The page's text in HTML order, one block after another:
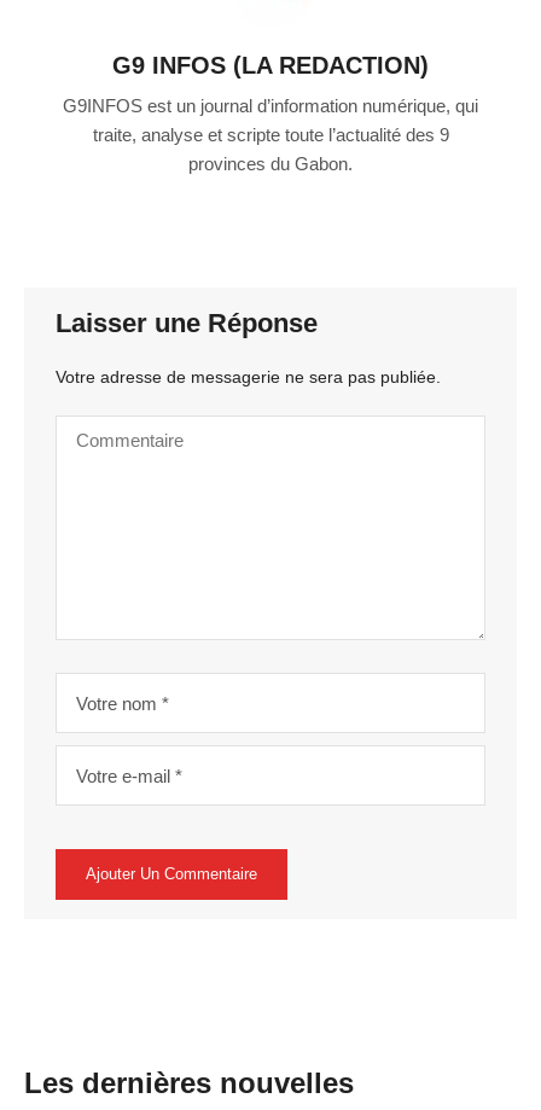
G9 INFOS (LA REDACTION)
G9INFOS est un journal d’information numérique, qui
traite, analyse et scripte toute l’actualité des 9
provinces du Gabon.
Laisser une Réponse
Votre adresse de messagerie ne sera pas publiée.
Les dernières nouvelles